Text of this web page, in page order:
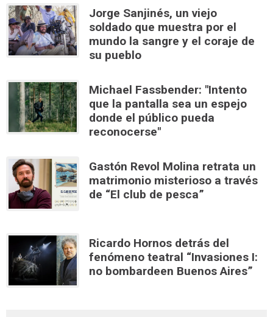
Jorge Sanjinés, un viejo
soldado que muestra por el
mundo la sangre y el coraje de
su pueblo
Michael Fassbender: "Intento
que la pantalla sea un espejo
donde el público pueda
reconocerse"
Gastón Revol Molina retrata un
matrimonio misterioso a través
de “El club de pesca”
Ricardo Hornos detrás del
fenómeno teatral “Invasiones I:
no bombardeen Buenos Aires”